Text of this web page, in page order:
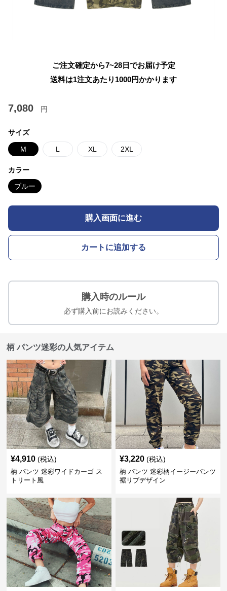
ご注文確定から7~28日でお届け予定
送料は1注文あたり 1000円かかります
7,080 円
サイズ
M L XL 2XL
カラー
ブルー
購入画面に進む
カートに追加する
購入時のルール
必ず購入前にお読みください。
柄 パンツ迷彩の人気アイテム
¥4,910 (税込)
柄 パンツ 迷彩ワイドカーゴ ス
トリート風
¥3,220 (税込)
柄 パンツ 迷彩柄イージーパンツ
裾リブデザイン